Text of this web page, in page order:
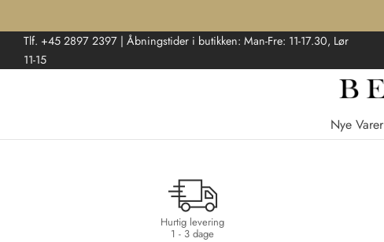
Tlf. +45 2897 2397 | Åbningstider i butikken: Man-Fre: 11-17.30, Lør
11-15
Nye Varer
Hurtig levering
1 - 3 dage